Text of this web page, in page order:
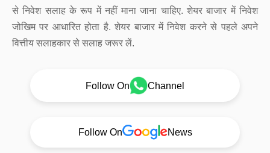
से निवेश सलाह के रूप में नहीं माना जाना चाहिए. शेयर बाजार में निवेश
जोखिम पर आधारित होता है. शेयर बाजार में निवेश करने से पहले अपने
वित्तीय सलाहकार से सलाह जरूर लें.
Follow On Channel
Follow On News